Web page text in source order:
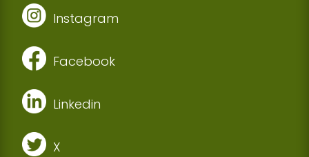
Instagram
Facebook
Linkedin
X